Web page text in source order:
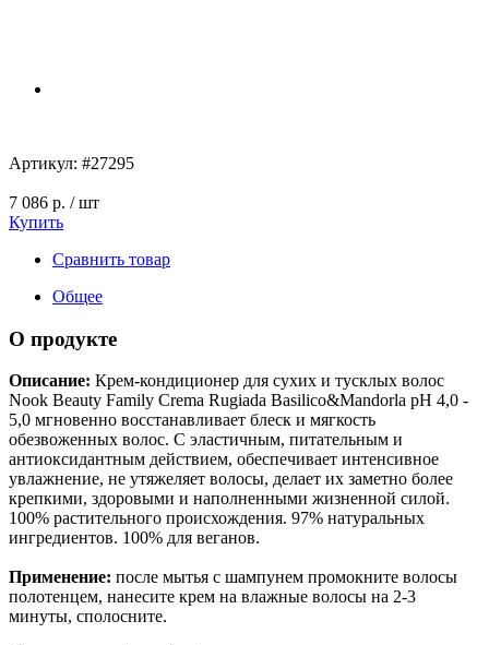
Артикул: #27295
7 086 р. / шт
Купить
Сравнить товар
Общее
О продукте
Описание: Крем-кондиционер для сухих и тусклых волос
Nook Beauty Family Crema Rugiada Basilico&Mandorla pH 4,0 -
5,0 мгновенно восстанавливает блеск и мягкость
обезвоженных волос. С эластичным, питательным и
антиоксидантным действием, обеспечивает интенсивное
увлажнение, не утяжеляет волосы, делает их заметно более
крепкими, здоровыми и наполненными жизненной силой.
100% растительного происхождения. 97% натуральных
ингредиентов. 100% для веганов.
Применение: после мытья с шампунем промокните волосы
полотенцем, нанесите крем на влажные волосы на 2-3
минуты, сполосните.